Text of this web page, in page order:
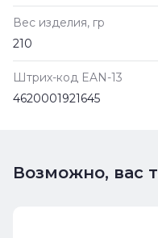
Вес изделия, гр
210
Штрих-код EAN-13
4620001921645
Возможно, вас